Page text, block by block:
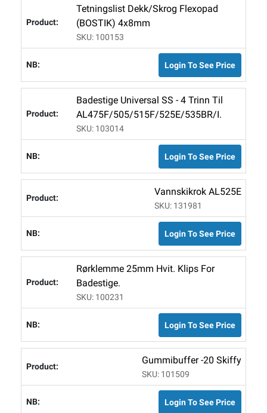
Tetningslist Dekk/Skrog Flexopad
(BOSTIK) 4x8mm
SKU: 100153
Login To See Price
Badestige Universal SS - 4 Trinn Til
AL475F/505/515F/525E/535BR/I.
SKU: 103014
Login To See Price
Vannskikrok AL525E
SKU: 131981
Login To See Price
Rørklemme 25mm Hvit. Klips For
Badestige.
SKU: 100231
Login To See Price
Gummibuffer -20 Skiffy
SKU: 101509
Login To See Price